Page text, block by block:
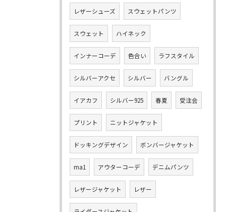
レザーシューズ スウェットパンツ
スウェット ハイネック
インナーコーデ 色合い ラフスタイル
シルバーアクセ シルバー バングル
イアカフ シルバー925 春夏 受注会
プリント ニットジャケット
ドッキングデザイン ボンバージャケット
ma1 アウターコーデ デニムパンツ
レザージャケット レザー